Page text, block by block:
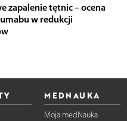
zapalenie tętnic – ocena
w redukcji
MEDNAUKA
Moja medNauka